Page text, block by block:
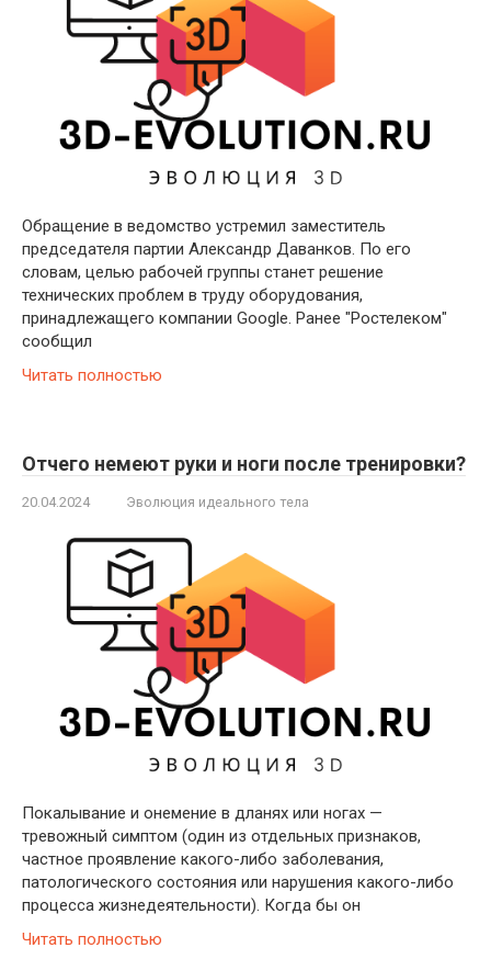
Обращение в ведомство устремил заместитель
председателя партии Александр Даванков. По его
словам, целью рабочей группы станет решение
технических проблем в труду оборудования,
принадлежащего компании Google. Ранее "Ростелеком"
сообщил
Читать полностью
Отчего немеют руки и ноги после тренировки?
20.04.2024 Эволюция идеального тела
Покалывание и онемение в дланях или ногах —
тревожный симптом (один из отдельных признаков,
частное проявление какого-либо заболевания,
патологического состояния или нарушения какого-либо
процесса жизнедеятельности). Когда бы он
Читать полностью